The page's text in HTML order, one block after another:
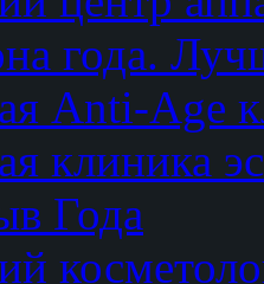
года.
Anti-Age
клиника
Года